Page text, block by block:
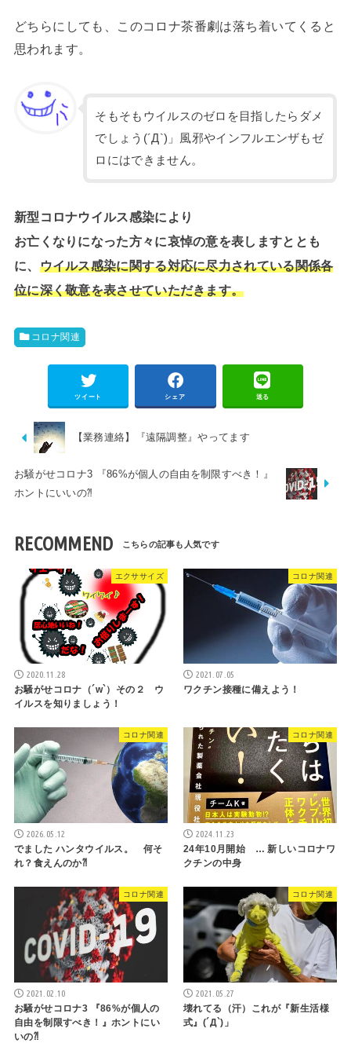
どちらにしても、このコロナ茶番劇は落ち着いてくると
思われます。
そもそもウイルスのゼロを目指したらダメ
でしょう(´Д`)」風邪やインフルエンザもゼ
ロにはできません。
新型コロナウイルス感染により
お亡くなりになった方々に哀悼の意を表しますととも
に、 ウイルス感染に関する対応に尽力されている関係各
位に深く敬意を表させていただきます。
コロナ関連
ツイート シェア 送る
【業務連絡】『遠隔調整』やってます
お騒がせコロナ3 『86%が個人の自由を制限すべき！』
ホントにいいの⁈
RECOMMEND
エクササイズ
2020.11.28
お騒がせコロナ（´w`）その２ ウ
イルスを知りましょう！
コロナ関連
2021.07.05
ワクチン接種に備えよう！
コロナ関連
2026.05.12
でました ハンタウイルス。 何そ
れ？食えんのか⁈
コロナ関連
2024.11.23
24年10月開始 … 新しいコロナワ
クチンの中身
コロナ関連
2021.02.10
お騒がせコロナ3 『86%が個人の
自由を制限すべき！』ホントにい
いの⁈
コロナ関連
2021.05.27
壊れてる（汗）これが『新生活様
式』(´Д`)」